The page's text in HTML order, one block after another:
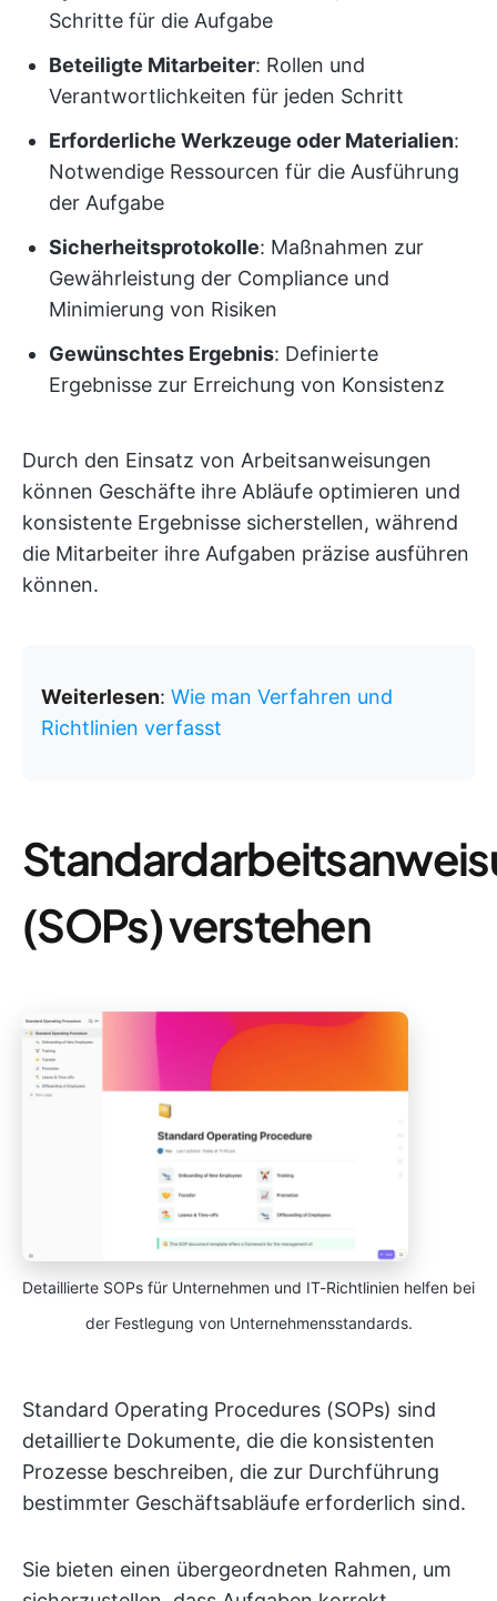
Schritte für die Aufgabe
Beteiligte Mitarbeiter: Rollen und
Verantwortlichkeiten für jeden Schritt
Erforderliche Werkzeuge oder Materialien:
Notwendige Ressourcen für die Ausführung
der Aufgabe
Sicherheitsprotokolle: Maßnahmen zur
Gewährleistung der Compliance und
Minimierung von Risiken
Gewünschtes Ergebnis: Definierte
Ergebnisse zur Erreichung von Konsistenz
Durch den Einsatz von Arbeitsanweisungen
können Geschäfte ihre Abläufe optimieren und
konsistente Ergebnisse sicherstellen, während
die Mitarbeiter ihre Aufgaben präzise ausführen
können.
Weiterlesen: Wie man Verfahren und
Richtlinien verfasst
(SOPs) verstehen
Detaillierte SOPs für Unternehmen und IT-Richtlinien helfen bei
der Festlegung von Unternehmensstandards.
Standard Operating Procedures (SOPs) sind
detaillierte Dokumente, die die konsistenten
Prozesse beschreiben, die zur Durchführung
bestimmter Geschäftsabläufe erforderlich sind.
Sie bieten einen übergeordneten Rahmen, um